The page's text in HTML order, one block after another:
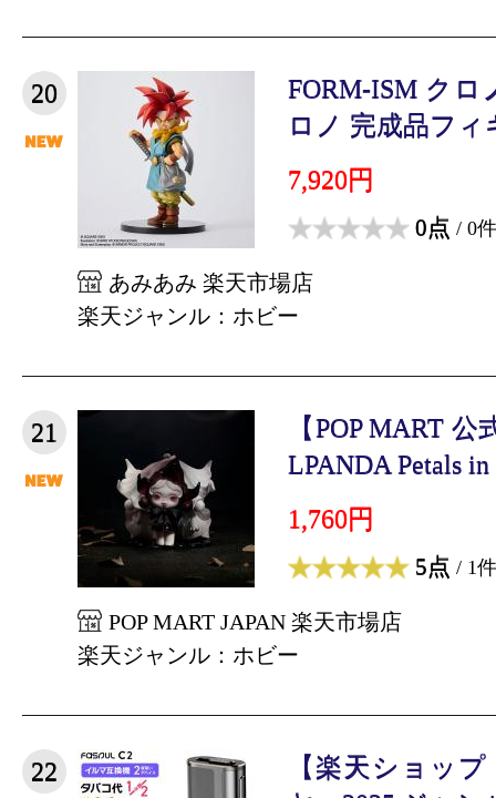
20
FORM-ISM ク
ロノ 完成品フィ
7,920円
0点 / 0件
あみあみ 楽天市場店
楽天ジャンル：ホビー
21
【POP MART
LPANDA Petals
1,760円
5点 / 1件
POP MART JAPAN 楽天市場店
楽天ジャンル：ホビー
22
【楽天ショッ